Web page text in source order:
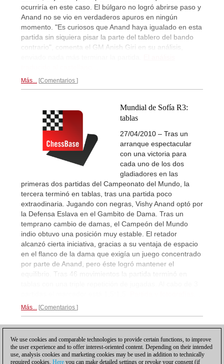
ocurriría en este caso. El búlgaro no logró abrirse paso y
Anand no se vio en verdaderos apuros en ningún
momento. "Es curiosos que Anand haya igualado en esta
partida sin siquiera pisar la parte del tablero del bando
contrario", comenta el GM Anish Giri en su análisis,
Más... Comentarios
Mundial de Sofía R3:
tablas
27/04/2010 – Tras un
arranque espectacular
con una victoria para
cada uno de los dos
gladiadores en las
primeras dos partidas del Campeonato del Mundo, la
tercera terminó en tablas, tras una partida poco
extraodinaria. Jugando con negras, Vishy Anand optó por
la Defensa Eslava en el Gambito de Dama. Tras un
temprano cambio de damas, el Campeón del Mundo
indio obtuvo una posición muy estable. El retador
alcanzó cierta iniciativa, gracias a su ventaja de espacio
en el flanco de la dama que exigía un juego concentrado
por parte de Anand, pero éste logró mantener el
equilibrio. Tras 46 movimientos la partida terminó en
Más... Comentarios
We use cookies and comparable technologies to provide certain functions, to improve
the user experience and to offer interest-oriented content. Depending on their intended
use, analysis cookies and marketing cookies may be used in addition to technically
required cookies. Here you can make detailed settings or revoke your consent (if